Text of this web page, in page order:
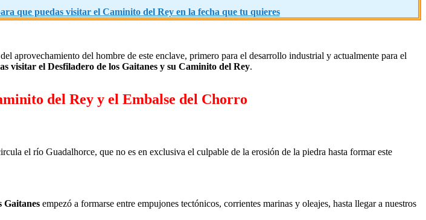
que puedas visitar el Caminito del Rey en la fecha que tu quieres
aprovechamiento del hombre de este enclave, primero para el desarrollo industrial y actualmente para el
visitar el Desfiladero de los Gaitanes y su Caminito del Rey.
del Rey y el Embalse del Chorro
el río Guadalhorce, que no es en exclusiva el culpable de la erosión de la piedra hasta formar este
Gaitanes empezó a formarse entre empujones tectónicos, corrientes marinas y oleajes, hasta llegar a nuestros